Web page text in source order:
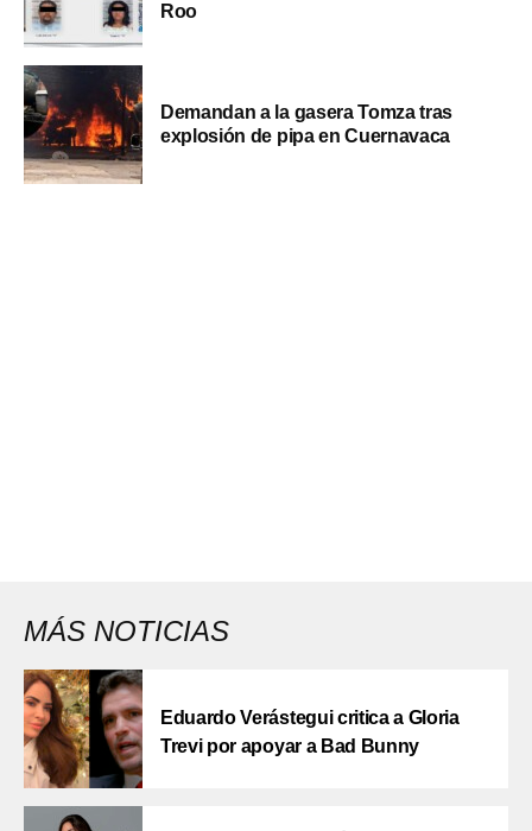
Roo
Demandan a la gasera Tomza tras
explosión de pipa en Cuernavaca
MÁS NOTICIAS
Eduardo Verástegui critica a Gloria
Trevi por apoyar a Bad Bunny